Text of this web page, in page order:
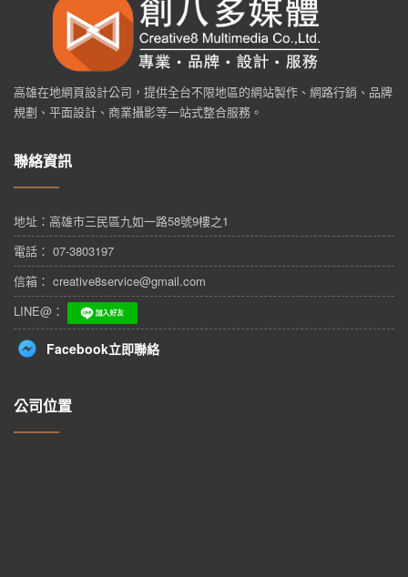
高雄在地網頁設計公司，提供全台不限地區的網站製作、網路行銷、品牌
規劃、平面設計、商業攝影等一站式整合服務。
聯絡資訊
地址： 高雄市三民區九如一路58號9樓之1
電話： 07-3803197
信箱： creative8service@gmail.com
LINE@：
Facebook立即聯絡
公司位置